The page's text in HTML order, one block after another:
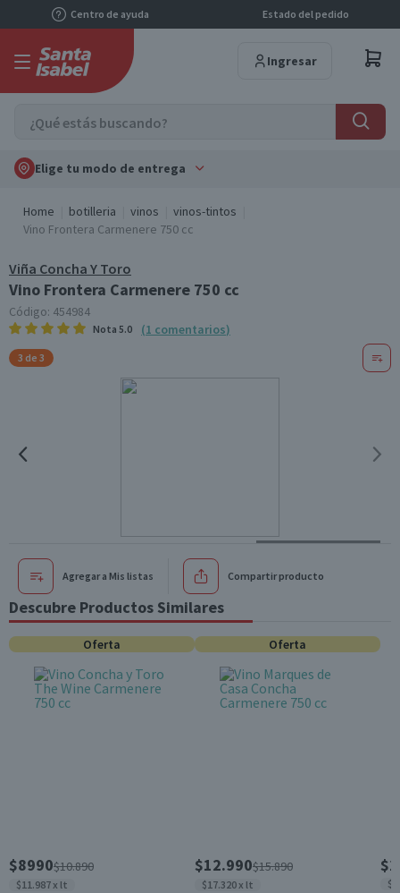
Centro de ayuda Estado del pedido
Ingresar
Elige tu modo de entrega
Home botilleria vinos
vinos-tintos
Vino Frontera Carmenere 750 cc
Viña Concha Y Toro
Vino Frontera Carmenere 750 cc
Código: 454984
Nota 5.0 (1 comentarios)
3 de 3
Agregar a Mis listas Compartir producto
Descubre Productos Similares
Oferta
$8990$10.890
$11.987 x lt
Oferta
$12.990$15.890
$17.320 x lt